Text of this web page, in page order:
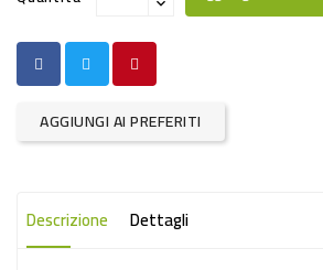
CURA
CASA
-
AGGIUNGI AI PREFERITI
Descrizione Dettagli